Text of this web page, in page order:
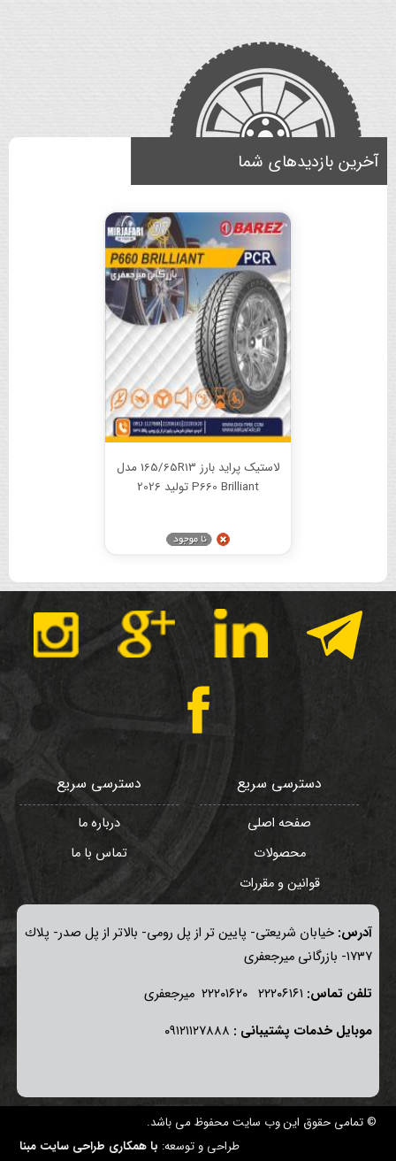
آخرین بازدیدهای شما
لاستیک پراید بارز 165/65R13 مدل
P660 Brilliant تولید 2026
دسترسی سریع
صفحه اصلی
محصولات
قوانین و مقررات
دسترسی سریع
درباره ما
تماس با ما
آدرس: خيابان شريعتی- پايين تر از پل رومی- بالاتر از پل صدر- پلاك
١٧٣٧- بازرگانی میرجعفری
تلفن تماس:
موبايل خدمات پشتيبانی :
© تمامی حقوق این وب سایت محفوظ می باشد.
طراحی و توسعه: با همکاری طراحی سایت مبنا